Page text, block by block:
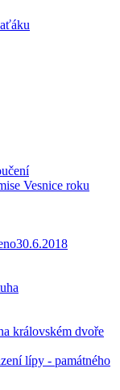
Vesnice roku
královském dvoře
lípy - památného